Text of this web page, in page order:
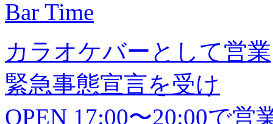
Bar Time
カラオケバーとして営業
緊急事態宣言を受け
OPEN 17:00〜20:00で営